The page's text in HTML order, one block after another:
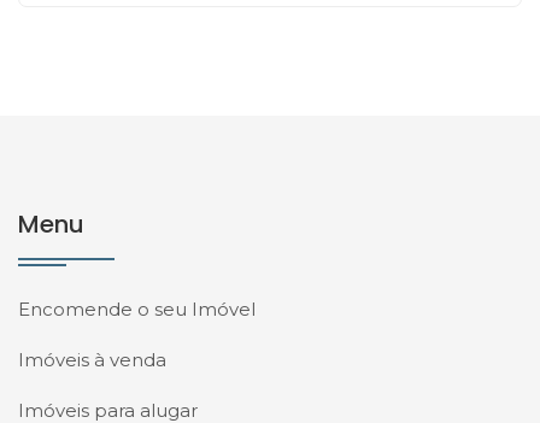
Menu
Encomende o seu Imóvel
Imóveis à venda
Imóveis para alugar